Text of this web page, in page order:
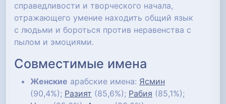
справедливости и творческого начала,
отражающего умение находить общий язык
с людьми и бороться против неравенства с
пылом и эмоциями.
Совместимые имена
Женские арабские имена: Ясмин
(90,4%); Разият (85,6%); Рабия (85,1%);